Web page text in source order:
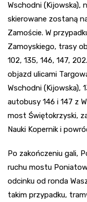
Wschodni (Kijowska),
skierowane zostaną
Zamoście. W
Zamoyskiego, trasy
102, 135, 146, 147,
objazd ulicami
Wschodni (Kijowska),
autobusy 146 i 147 z
most Świętokrzyski,
Nauki Kopernik i
Po zakończeniu gali,
ruchu mostu
odcinku od ronda
takim przypadku,